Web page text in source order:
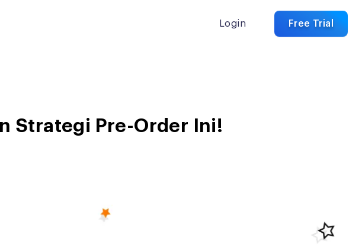
Login Free Trial
Strategi Pre-Order Ini!